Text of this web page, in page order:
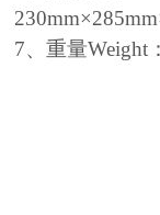
7、重量Weight